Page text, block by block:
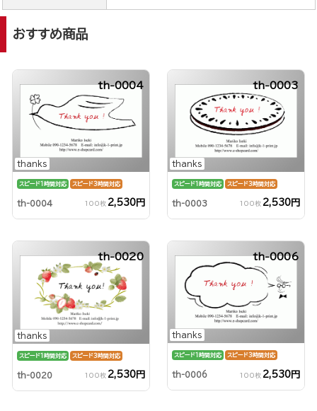
おすすめ商品
thanks
th-0004
スピード1時間対応 スピード3時間対応
th-0004 100枚 2,530円
thanks
th-0003
スピード1時間対応 スピード3時間対応
th-0003 100枚 2,530円
thanks
th-0020
スピード1時間対応 スピード3時間対応
th-0020 100枚 2,530円
thanks
th-0006
スピード1時間対応 スピード3時間対応
th-0006 100枚 2,530円